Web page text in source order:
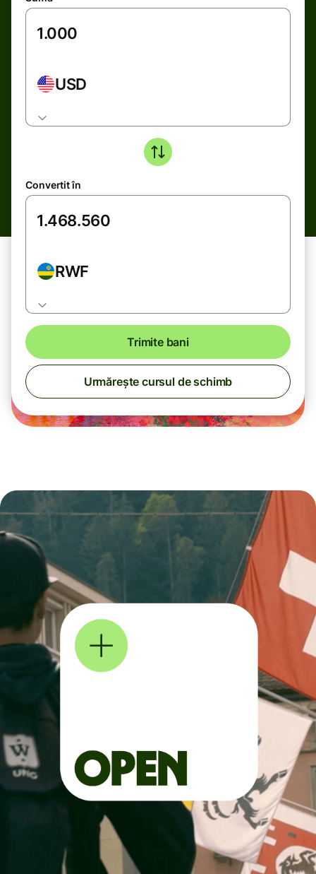
USD
Convertit în
RWF
Trimite bani
Urmărește cursul de schimb